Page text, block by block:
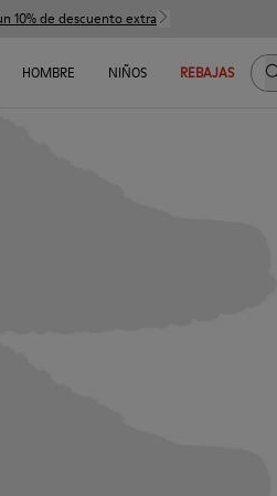
10% de descuento extra
HOMBRE NIÑOS REBAJAS